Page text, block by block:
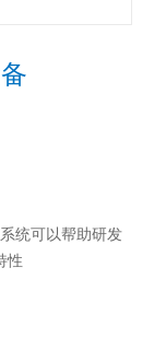
统可以帮助研发
性